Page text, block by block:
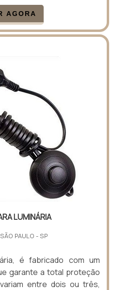
AGORA
LUMINÁRIA
PAULO - SP
é fabricado com um
garante a total proteção
entre dois ou três,